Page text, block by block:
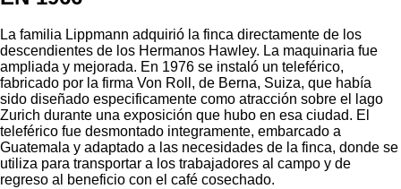
La familia Lippmann adquirió la finca directamente de los
descendientes de los Hermanos Hawley. La maquinaria fue
ampliada y mejorada. En 1976 se instaló un teleférico,
fabricado por la firma Von Roll, de Berna, Suiza, que había
sido diseñado especificamente como atracción sobre el lago
Zurich durante una exposición que hubo en esa ciudad. El
teleférico fue desmontado integramente, embarcado a
Guatemala y adaptado a las necesidades de la finca, donde se
utiliza para transportar a los trabajadores al campo y de
regreso al beneficio con el café cosechado.